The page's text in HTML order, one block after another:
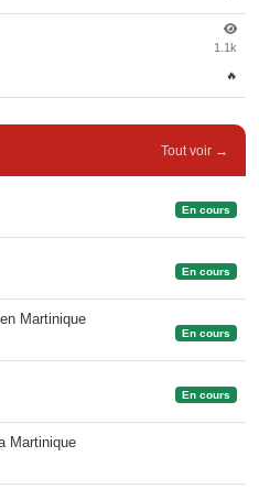
1.1k
🔥
Tout voir →
En cours
En cours
Martinique
En cours
En cours
Martinique